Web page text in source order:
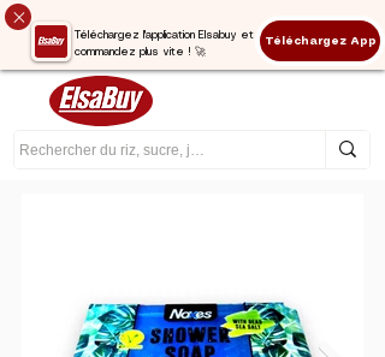
Téléchargez l'application Elsabuy et
commandez plus vite ! 🚀
Téléchargez App